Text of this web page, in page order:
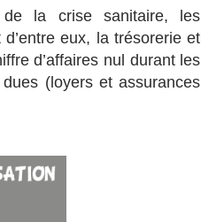
de la crise sanitaire, les
eux, la trésorerie et
d’affaires nul durant les
(loyers et assurances